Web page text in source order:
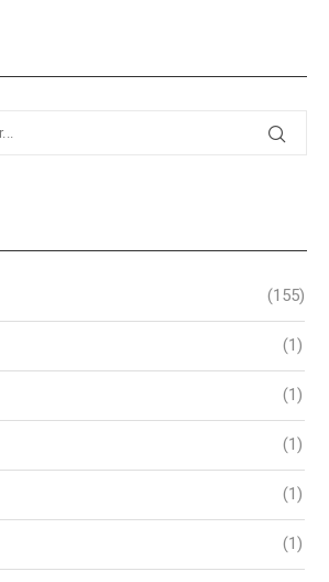
(155)
(1)
(1)
(1)
(1)
(1)